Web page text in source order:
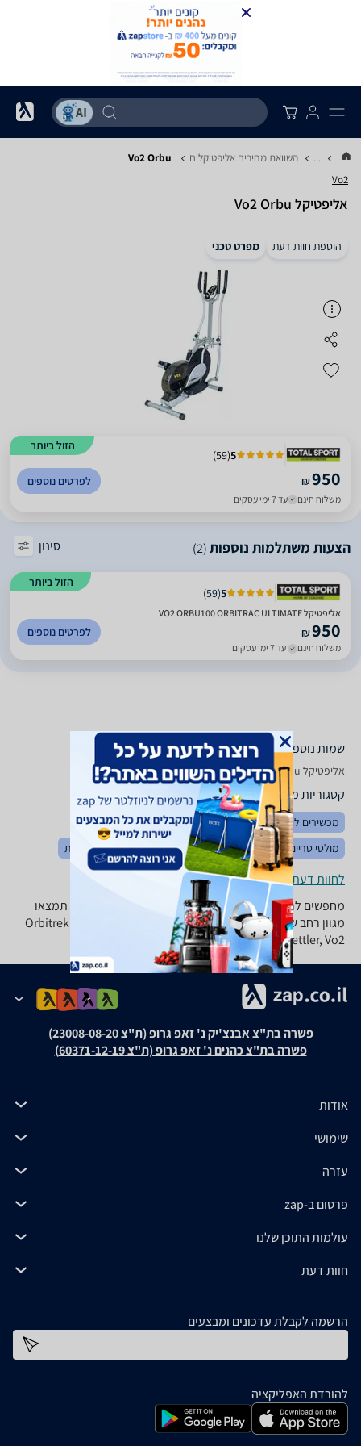
... השוואת מחירים אליפטיקלים Vo2 Orbu
Vo2
אליפטיקל Vo2 Orbu
הוספת חוות דעת מפרט טכני
הזול ביותר
5
(
59
)
₪950
משלוח חינם עד 7 ימי עסקים
לפרטים נוספים
הצעות משתלמות נוספות(2) סינון
הזול ביותר
5
(
59
)
אליפטיקל VO2 ORBU100 ORBITRAC ULTIMATE
₪950
משלוח חינם עד 7 ימי עסקים
לפרטים נוספים
שמות נוספים לדגם
אליפטיקל Vo 2 Orbu, Orbu Vo2 , Vo2 Orbu
קטגוריות משלימות
מכשירים לאימון בטן ספות כושר קרוספיט
ספורט כללי
מולטי טריינרים
אופני כושר סטפרים הליכונים משקולות
לחוות דעת ופרטי החנויות
מחפשים לרכוש מכשיר אליפטיקל? ב-zap השוואת מחירים תמצאו
מגוון רחב של אליפטיקלים של טובי היצרנים בתחום: Orbitrek, York,
Kettler, Vo2 ועוד.
פשרה בת"צ אבנצ'יק נ' זאפ גרופ (ת"צ 23008-08-20)
פשרה בת"צ כהנים נ' זאפ גרופ (ת"צ 60371-12-19)
אודות
שימושי
עזרה
פרסום ב-zap
עולמות התוכן שלנו
חוות דעת
הרשמה לקבלת עדכונים ומבצעים
להורדת האפליקציה